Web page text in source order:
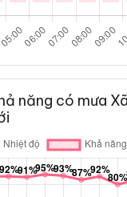
năng có mưa